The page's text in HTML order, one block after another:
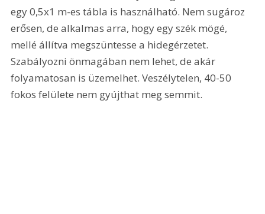
egy 0,5x1 m-es tábla is használható. Nem sugároz
erősen, de alkalmas arra, hogy egy szék mögé,
mellé állítva megszüntesse a hidegérzetet.
Szabályozni önmagában nem lehet, de akár
folyamatosan is üzemelhet. Veszélytelen, 40-50
fokos felülete nem gyújthat meg semmit.